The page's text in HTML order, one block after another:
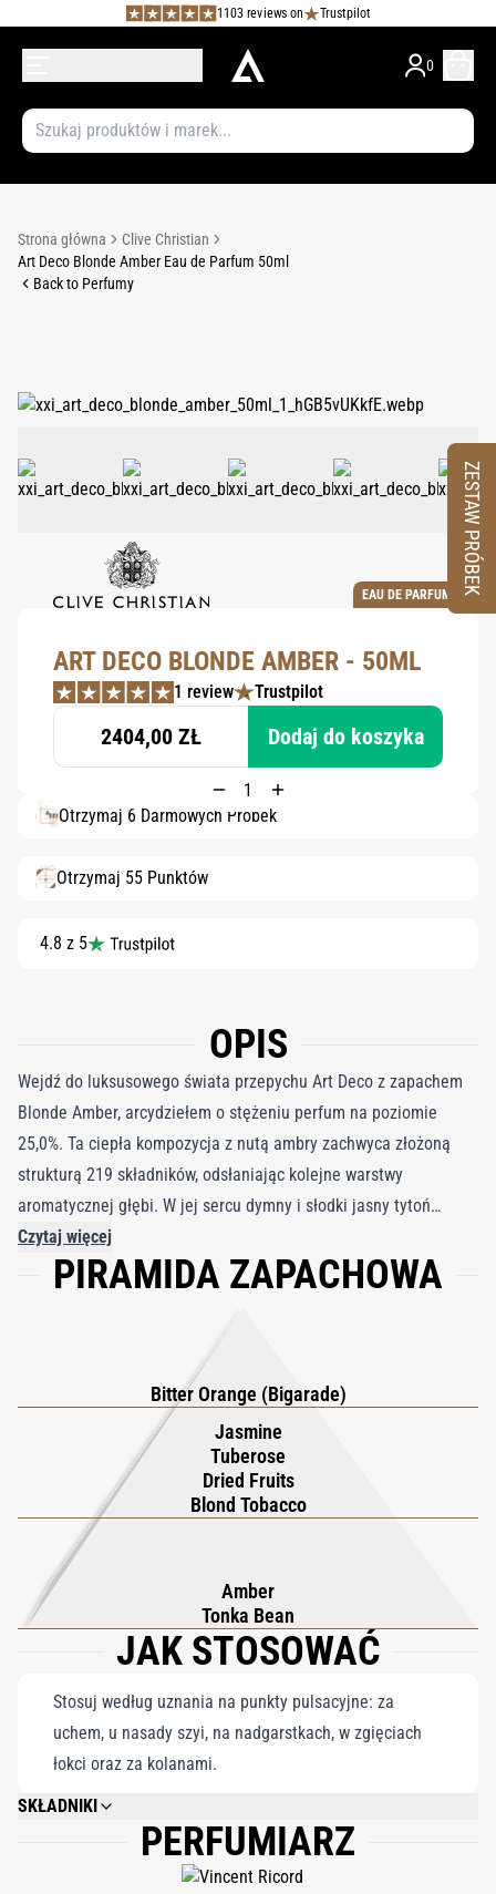
1103 reviews on Trustpilot
0
Strona główna
Clive Christian
Art Deco Blonde Amber Eau de Parfum 50ml
Back to Perfumy
EAU DE PARFUM
ART DECO BLONDE AMBER - 50ML
1 review Trustpilot
2404,00 ZŁ Dodaj do koszyka
Otrzymaj 6 Darmowych Próbek
Otrzymaj 55 Punktów
4.8 z 5
OPIS
Wejdź do luksusowego świata przepychu Art Deco z zapachem
Blonde Amber, arcydziełem o stężeniu perfum na poziomie
25,0%. Ta ciepła kompozycja z nutą ambry zachwyca złożoną
strukturą 219 składników, odsłaniając kolejne warstwy
aromatycznej głębi. W jej sercu dymny i słodki jasny tytoń
splata się z zmysłową tuberozą i jaśminem, a lepkie suszone
owoce dodają całości dekadenckiego charakteru. Gorzka
zmysły. Urok kompozycji pogłębia tonka, której pralinowa
pikantność i kremowo waniliowe niuanse wzbogacają zapach,
tworząc zmysłową, gourmandową bazę. Blonde Amber to
celebracja ponadczasowej elegancji, w której misterna gra
kwiatów, owoców i żywic przywołuje blask i wyrafinowanie
minionej epoki.
Czytaj więcej
PIRAMIDA ZAPACHOWA
Bitter Orange (Bigarade)
Jasmine
Tuberose
Dried Fruits
Blond Tobacco
Amber
Tonka Bean
JAK STOSOWAĆ
Stosuj według uznania na punkty pulsacyjne: za
uchem, u nasady szyi, na nadgarstkach, w zgięciach
łokci oraz za kolanami.
SKŁADNIKI
ALCOHOL DENAT., PARFUM (FRAGRANCE), AQUA (WATER),
BENZOPHENONE-2, LIMONENE, COUMARIN, LINALOOL, EUGENOL,
CINNAMAL, CITRAL, GERANIOL, BENZYL BENZOATE.
PERFUMIARZ
ZESTAW PRÓBEK